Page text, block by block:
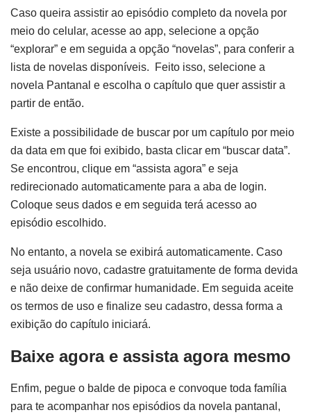
Caso queira assistir ao episódio completo da novela por
meio do celular, acesse ao app, selecione a opção
“explorar” e em seguida a opção “novelas”, para conferir a
lista de novelas disponíveis. Feito isso, selecione a
novela Pantanal e escolha o capítulo que quer assistir a
partir de então.
Existe a possibilidade de buscar por um capítulo por meio
da data em que foi exibido, basta clicar em “buscar data”.
Se encontrou, clique em “assista agora” e seja
redirecionado automaticamente para a aba de login.
Coloque seus dados e em seguida terá acesso ao
episódio escolhido.
No entanto, a novela se exibirá automaticamente. Caso
seja usuário novo, cadastre gratuitamente de forma devida
e não deixe de confirmar humanidade. Em seguida aceite
os termos de uso e finalize seu cadastro, dessa forma a
exibição do capítulo iniciará.
Baixe agora e assista agora mesmo
Enfim, pegue o balde de pipoca e convoque toda família
para te acompanhar nos episódios da novela pantanal,